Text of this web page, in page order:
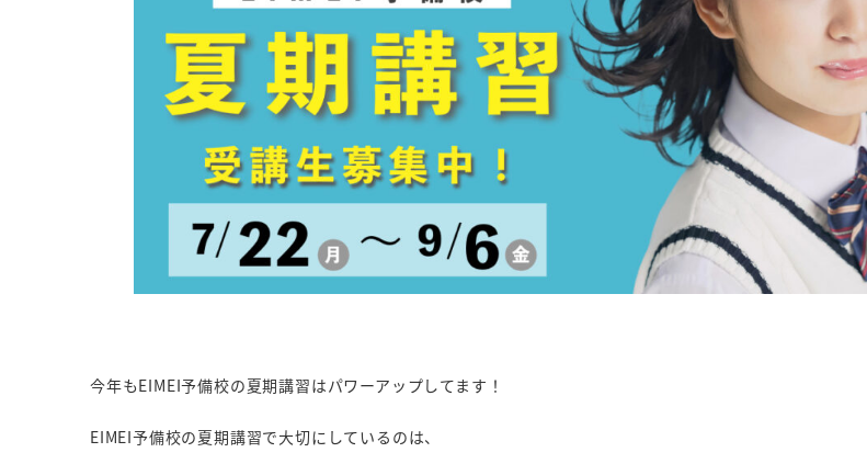
今年もEIMEI予備校の夏期講習はパワーアップしてます！
EIMEI予備校の夏期講習で大切にしているのは、